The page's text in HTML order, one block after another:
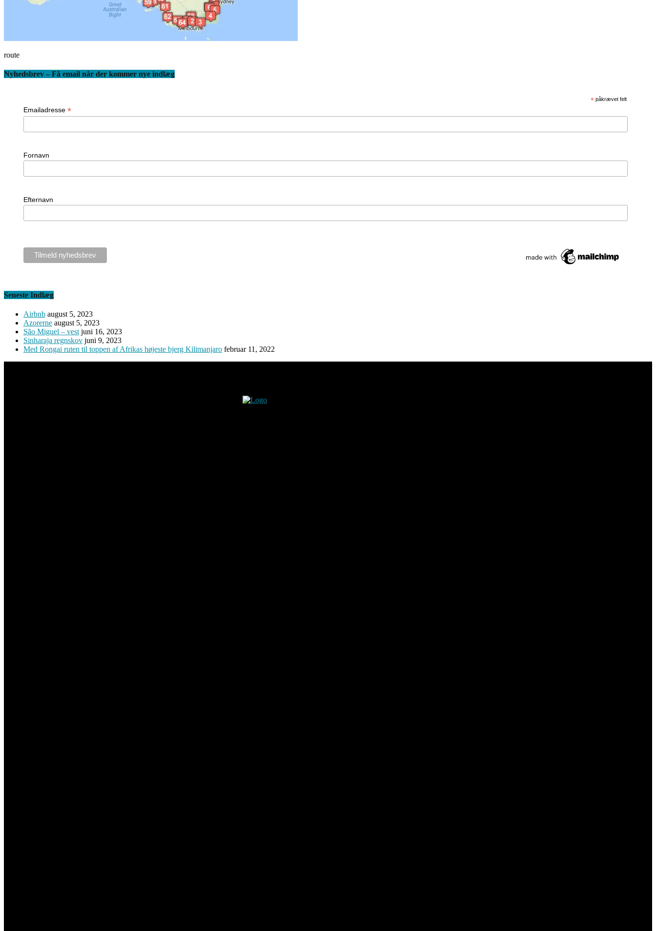
route
Nyhedsbrev – Få email når der kommer nye indlæg
* påkrævet felt
Emailadresse *
Fornavn
Efternavn
Seneste Indlæg
Airbnb august 5, 2023
Azorerne august 5, 2023
São Miguel – vest juni 16, 2023
Sinharaja regnskov juni 9, 2023
Med Rongai ruten til toppen af Afrikas højeste bjerg Kilimanjaro februar 11, 2022